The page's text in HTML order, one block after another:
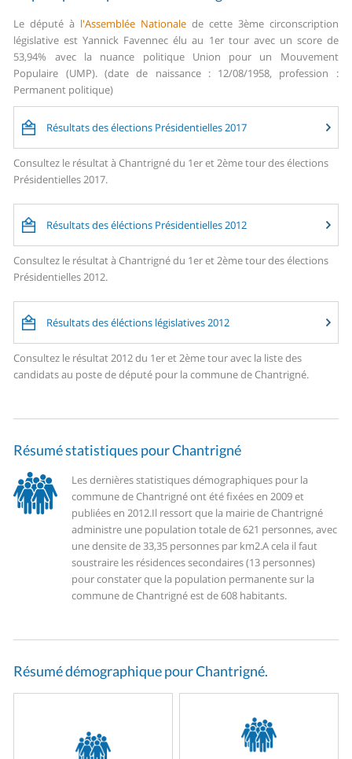
Le député à l'Assemblée Nationale de cette 3ème circonscription
législative est Yannick Favennec élu au 1er tour avec un score de
53,94% avec la nuance politique Union pour un Mouvement
Populaire (UMP). (date de naissance : 12/08/1958, profession :
Permanent politique)
Résultats des élections Présidentielles 2017
Consultez le résultat à Chantrigné du 1er et 2ème tour des élections
Présidentielles 2017.
Résultats des éléctions Présidentielles 2012
Consultez le résultat à Chantrigné du 1er et 2ème tour des élections
Présidentielles 2012.
Résultats des éléctions législatives 2012
Consultez le résultat 2012 du 1er et 2ème tour avec la liste des
candidats au poste de député pour la commune de Chantrigné.
Résumé statistiques pour Chantrigné
Les dernières statistiques démographiques pour la
commune de Chantrigné ont été fixées en 2009 et
publiées en 2012.Il ressort que la mairie de Chantrigné
administre une population totale de 621 personnes, avec
une densite de 33,35 personnes par km2.A cela il faut
soustraire les résidences secondaires (13 personnes)
pour constater que la population permanente sur la
commune de Chantrigné est de 608 habitants.
Résumé démographique pour Chantrigné.